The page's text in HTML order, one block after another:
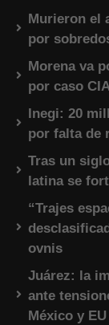
Murieron el
por
Morena va
por caso
Inegi: 20
por falta de
Tras un
latina se
“Trajes
ovnis
Juárez: la
ante
México y EU